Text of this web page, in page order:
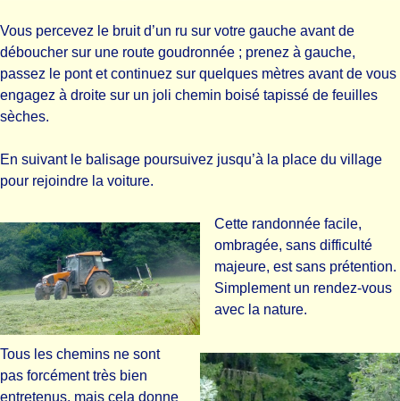
Vous percevez le bruit d’un ru sur votre gauche avant de
déboucher sur une route goudronnée ; prenez à gauche,
passez le pont et continuez sur quelques mètres avant de vous
engagez à droite sur un joli chemin boisé tapissé de feuilles
sèches.
En suivant le balisage poursuivez jusqu’à la place du village
pour rejoindre la voiture.
Cette randonnée facile,
ombragée, sans difficulté
majeure, est sans prétention.
Simplement un rendez-vous
avec la nature.
Tous les chemins ne sont
pas forcément très bien
entretenus, mais cela donne